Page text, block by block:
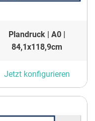
Plandruck | A0 |
84,1x118,9cm
Jetzt konfigurieren